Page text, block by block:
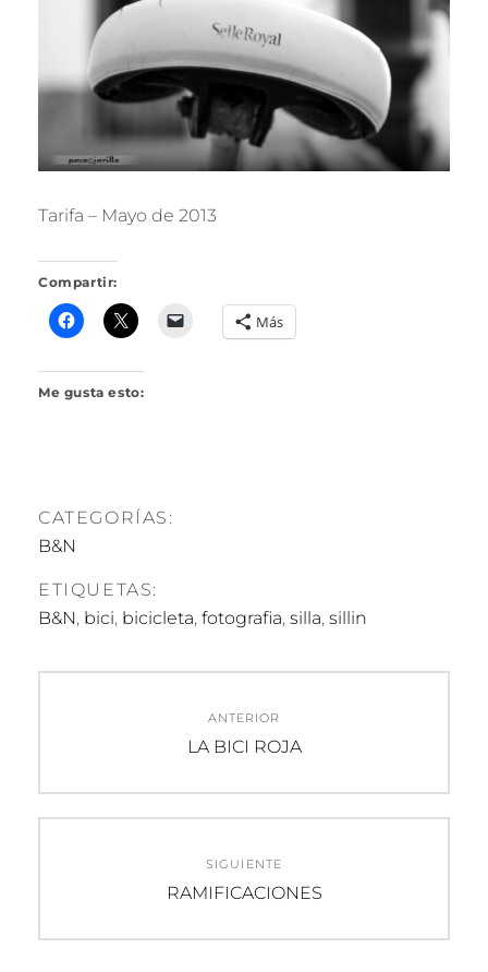
I
L
Tarifa – Mayo de 2013
Compartir:
Más
Me gusta esto:
CATEGORÍAS:
B&N
ETIQUETAS:
B&N, bici, bicicleta, fotografia, silla, sillin
entradas
ANTERIOR
Entrada
LA BICI ROJA
SIGUIENTE
Entrada
RAMIFICACIONES